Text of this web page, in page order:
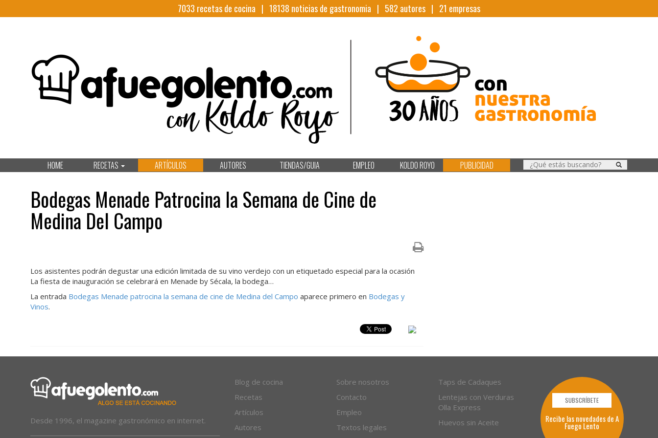
7033 recetas de cocina | 18138 noticias de gastronomia | 582 autores | 21 empresas
HOME RECETAS ARTÍCULOS AUTORES TIENDAS/GUIA EMPLEO KOLDO ROYO PUBLICIDAD
Bodegas Menade Patrocina la Semana de Cine de
Medina Del Campo
Los asistentes podrán degustar una edición limitada de su vino verdejo con un etiquetado especial para la ocasión
La fiesta de inauguración se celebrará en Menade by Sécala, la bodega…
La entrada Bodegas Menade patrocina la semana de cine de Medina del Campo aparece primero en Bodegas y
Vinos.
Desde 1996, el magazine gastronómico en internet.
Blog de cocina
Recetas
Artículos
Autores
Sobre nosotros
Contacto
Empleo
Textos legales
Taps de Cadaques
Lentejas con Verduras
Olla Express
Huevos sin Aceite
SUBSCRÍBETE
Recibe las novedades de A
Fuego Lento